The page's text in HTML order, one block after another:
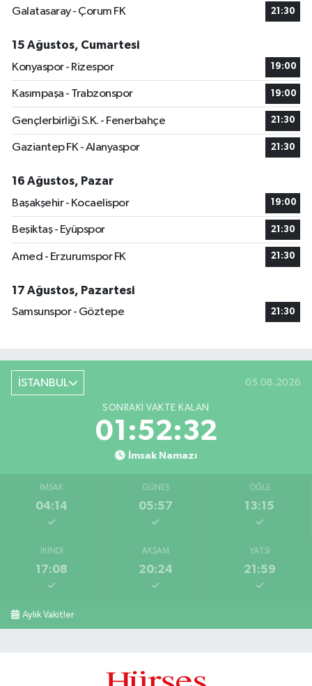
Galatasaray - Çorum FK
21:30
15 Ağustos, Cumartesi
Konyaspor - Rizespor
19:00
Kasımpaşa - Trabzonspor 19:00
Gençlerbirliği S.K. - Fenerbahçe 21:30
Gaziantep FK - Alanyaspor 21:30
16 Ağustos, Pazar
Başakşehir - Kocaelispor
19:00
Beşiktaş - Eyüpspor 21:30
Amed - Erzurumspor FK 21:30
17 Ağustos, Pazartesi
Samsunspor - Göztepe
21:30
İSTANBUL 05.08.2026
SONRAKI VAKTE KALAN
01:52:31
İmsak Namazı
İMSAK
04:14
GÜNEŞ
05:57
ÖĞLE
13:15
İKINDI
17:08
AKŞAM
20:24
YATSI
21:59
Aylık Vakitler